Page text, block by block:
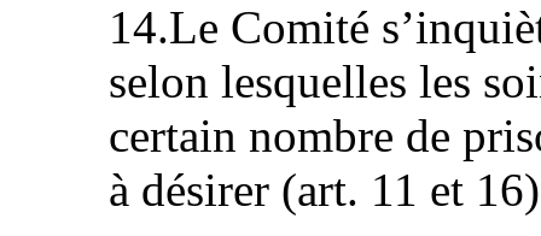
14.Le Comité
selon lesquelles les
certain nombre de
à désirer (art. 11 et